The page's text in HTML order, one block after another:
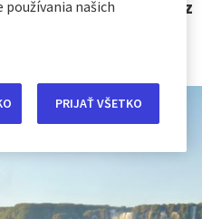
nudiť nebudete. Teraz
pokladov Brazílie,
našich
PRIJAŤ VŠETKO